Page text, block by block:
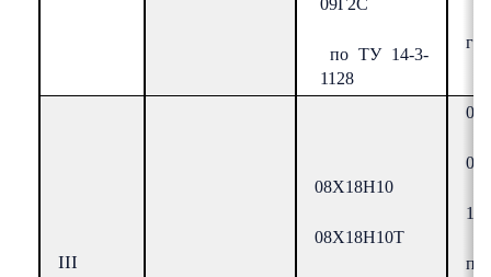
09Г2С
по ТУ 14-3-
1128
гр.
III
08Х18Н10
08Х18Н10Т
по